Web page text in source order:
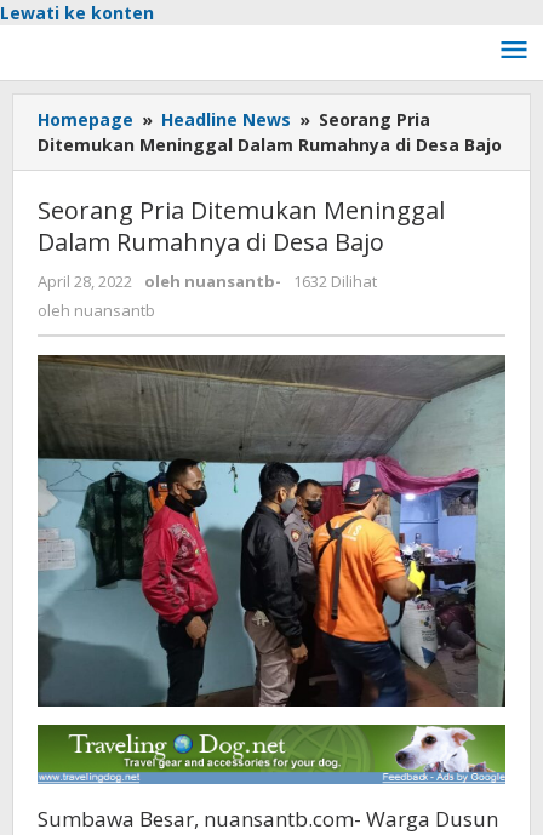
Lewati ke konten
Homepage » Headline News » Seorang Pria
Ditemukan Meninggal Dalam Rumahnya di Desa Bajo
Seorang Pria Ditemukan Meninggal
Dalam Rumahnya di Desa Bajo
April 28, 2022 oleh nuansantb-
1632 Dilihat
oleh nuansantb
Sumbawa Besar, nuansantb.com- Warga Dusun